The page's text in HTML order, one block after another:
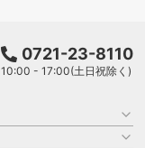
0721-23-8110
10:00 - 17:00(土日祝除く)